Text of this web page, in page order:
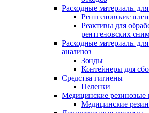
Расходные материалы
Рентгеновские
Реактивы для
рентгеновских
Расходные материалы
анализов
Зонды
Контейнеры для
Средства гигиены
Пеленки
Медицинские резиновые
Медицинские